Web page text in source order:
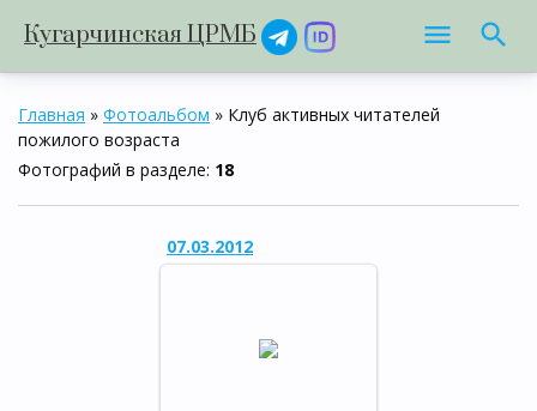
Кугарчинская ЦРМБ
Главная » Фотоальбом » Клуб активных читателей
пожилого возраста
Фотографий в разделе: 18
07.03.2012
«Свет женщины…»